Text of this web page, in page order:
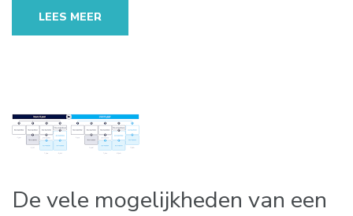
LEES MEER
De vele mogelijkheden van een